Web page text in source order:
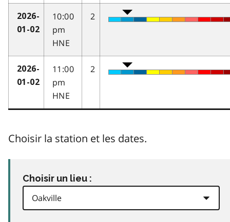
2026-
01-02
10:00
pm
HNE
2
2026-
01-02
11:00
pm
HNE
2
Choisir la station et les dates.
Choisir un lieu :